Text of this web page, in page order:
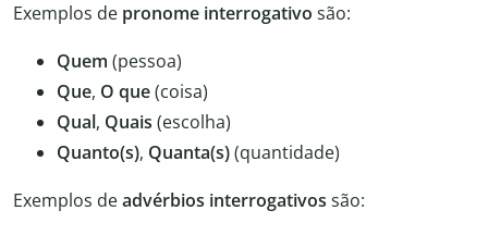
Exemplos de pronome interrogativo são:
Quem (pessoa)
Que, O que(coisa)
Qual, Quais (escolha)
Quanto(s), Quanta(s)(quantidade)
Exemplos deadvérbios interrogativos são: